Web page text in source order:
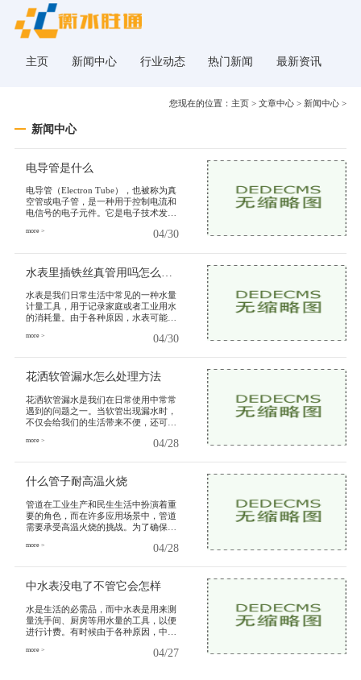
主页 新闻中心 行业动态 热门新闻 最新资讯
您现在的位置：主页 >文章中心 > 新闻中心 >
新闻中心
电导管是什么
电导管（Electron Tube），也被称为真
空管或电子管，是一种用于控制电流和
电信号的电子元件。它是电子技术发展
和繁荣奠定了基础。电导管在过去
more > 04/30
水表是我们日常生活中常见的一种水量
计量工具，用于记录家庭或者工业用水
的消耗量。由于各种原因，水表可能会
出了在水表里插入铁丝的方法
more > 04/30
花洒软管漏水怎么处理方法
花洒软管漏水是我们在日常使用中常常
遇到的问题之一。当软管出现漏水时，
不仅会给我们的生活带来不便，还可能
些花洒软管漏水的处理方法，
more > 04/28
什么管子耐高温火烧
管道在工业生产和民生生活中扮演着重
要的角色，而在许多应用场景中，管道
需要承受高温火烧的挑战。为了确保管
的耐高温性能至关重要。在这
more > 04/28
中水表没电了不管它会怎样
水是生活的必需品，而中水表是用来测
量洗手间、厨房等用水量的工具，以便
进行计费。有时候由于各种原因，中水
了，但我们不应该置之不理，
more > 04/27